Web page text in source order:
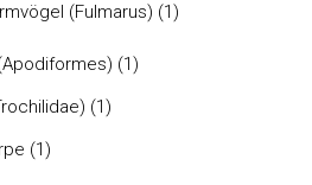
(Fulmarus) (1)
(1)
(1)
(1)